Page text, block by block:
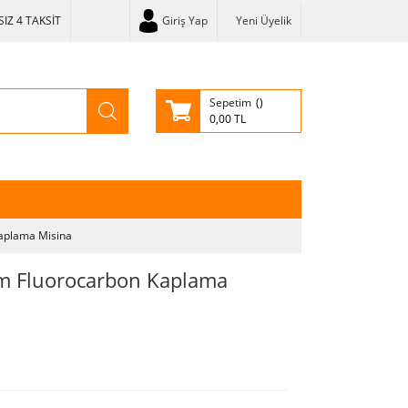
4 TAKSİT Giriş Yap Yeni Üyelik
Sepetim
0,00 TL
Misina
Fluorocarbon Kaplama